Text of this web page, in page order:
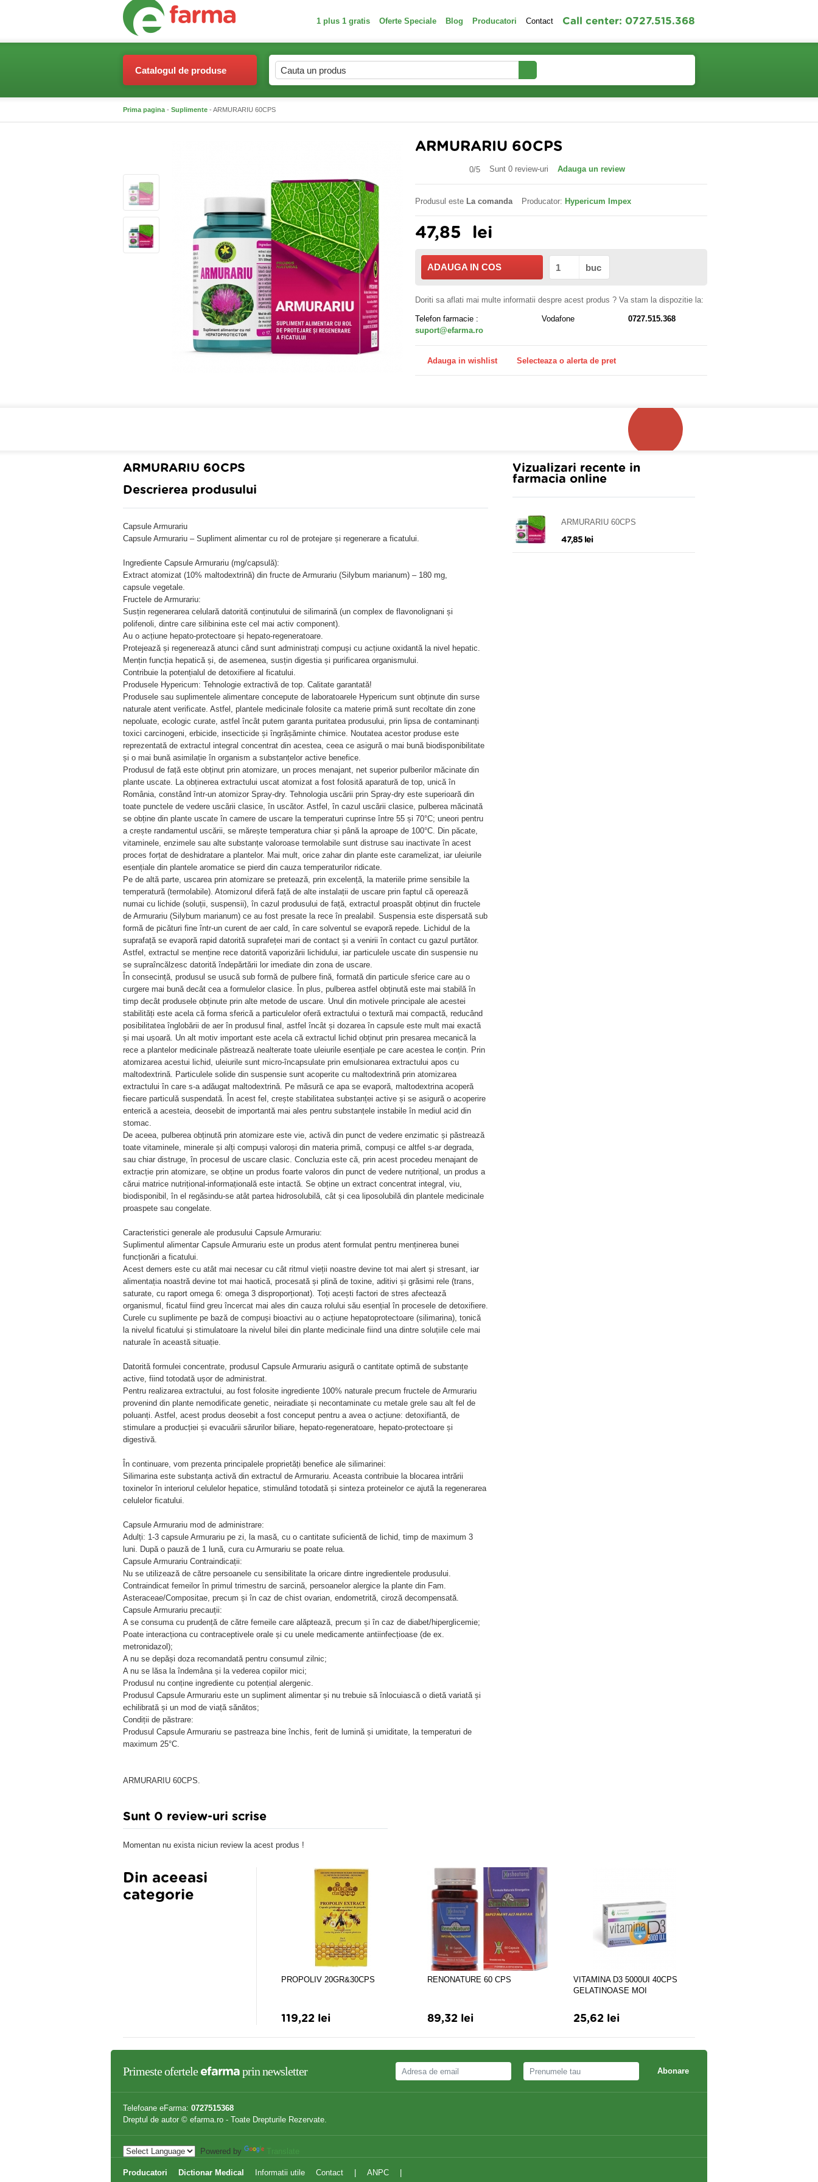
1 plus 1 gratis Oferte Speciale Blog Producatori Contact Call center: 0727.515.368
Catalogul de produse
Prima pagina - Suplimente - ARMURARIU 60CPS
ARMURARIU 60CPS
0/5 Sunt 0 review-uri Adauga un review
Produsul este La comanda Producator: Hypericum Impex
47,85 lei
ADAUGA IN COS buc
Doriti sa aflati mai multe informatii despre acest produs ? Va stam la dispozitie la:
Telefon farmacie : Vodafone
0727.515.368
suport@efarma.ro
Adauga in wishlist Selecteaza o alerta de pret
ARMURARIU 60CPS
Descrierea produsului
Capsule Armurariu
Capsule Armurariu – Supliment alimentar cu rol de protejare și regenerare a ficatului.
Ingrediente Capsule Armurariu (mg/capsulă):
Extract atomizat (10% maltodextrină) din fructe de Armurariu (Silybum marianum) – 180 mg,
capsule vegetale.
Fructele de Armurariu:
Susțin regenerarea celulară datorită conținutului de silimarină (un complex de flavonolignani și
polifenoli, dintre care silibinina este cel mai activ component).
Au o acțiune hepato-protectoare și hepato-regeneratoare.
Protejează și regenerează atunci când sunt administrați compuși cu acțiune oxidantă la nivel hepatic.
Mențin funcția hepatică și, de asemenea, susțin digestia și purificarea organismului.
Contribuie la potențialul de detoxifiere al ficatului.
Produsele Hypericum: Tehnologie extractivă de top. Calitate garantată!
Produsele sau suplimentele alimentare concepute de laboratoarele Hypericum sunt obținute din surse
naturale atent verificate. Astfel, plantele medicinale folosite ca materie primă sunt recoltate din zone
nepoluate, ecologic curate, astfel încât putem garanta puritatea produsului, prin lipsa de contaminanți
toxici carcinogeni, erbicide, insecticide și îngrășăminte chimice. Noutatea acestor produse este
reprezentată de extractul integral concentrat din acestea, ceea ce asigură o mai bună biodisponibilitate
și o mai bună asimilație în organism a substanțelor active benefice.
Produsul de față este obținut prin atomizare, un proces menajant, net superior pulberilor măcinate din
plante uscate. La obținerea extractului uscat atomizat a fost folosită aparatură de top, unică în
România, constând într-un atomizor Spray-dry. Tehnologia uscării prin Spray-dry este superioară din
toate punctele de vedere uscării clasice, în uscător. Astfel, în cazul uscării clasice, pulberea măcinată
se obține din plante uscate în camere de uscare la temperaturi cuprinse între 55 și 70°C; uneori pentru
a crește randamentul uscării, se mărește temperatura chiar și până la aproape de 100°C. Din păcate,
vitaminele, enzimele sau alte substanțe valoroase termolabile sunt distruse sau inactivate în acest
proces forțat de deshidratare a plantelor. Mai mult, orice zahar din plante este caramelizat, iar uleiurile
esențiale din plantele aromatice se pierd din cauza temperaturilor ridicate.
Pe de altă parte, uscarea prin atomizare se pretează, prin excelență, la materiile prime sensibile la
temperatură (termolabile). Atomizorul diferă față de alte instalații de uscare prin faptul că operează
numai cu lichide (soluții, suspensii), în cazul produsului de față, extractul proaspăt obținut din fructele
de Armurariu (Silybum marianum) ce au fost presate la rece în prealabil. Suspensia este dispersată sub
formă de picături fine într-un curent de aer cald, în care solventul se evaporă repede. Lichidul de la
suprafață se evaporă rapid datorită suprafeței mari de contact și a venirii în contact cu gazul purtător.
Astfel, extractul se menține rece datorită vaporizării lichidului, iar particulele uscate din suspensie nu
se supraîncălzesc datorită îndepărtării lor imediate din zona de uscare.
În consecință, produsul se usucă sub formă de pulbere fină, formată din particule sferice care au o
curgere mai bună decât cea a formulelor clasice. În plus, pulberea astfel obținută este mai stabilă în
timp decât produsele obținute prin alte metode de uscare. Unul din motivele principale ale acestei
stabilități este acela că forma sferică a particulelor oferă extractului o textură mai compactă, reducând
posibilitatea înglobării de aer în produsul final, astfel încât și dozarea în capsule este mult mai exactă
și mai ușoară. Un alt motiv important este acela că extractul lichid obținut prin presarea mecanică la
rece a plantelor medicinale păstrează nealterate toate uleiurile esențiale pe care acestea le conțin. Prin
atomizarea acestui lichid, uleiurile sunt micro-încapsulate prin emulsionarea extractului apos cu
maltodextrină. Particulele solide din suspensie sunt acoperite cu maltodextrină prin atomizarea
extractului în care s-a adăugat maltodextrină. Pe măsură ce apa se evaporă, maltodextrina acoperă
fiecare particulă suspendată. În acest fel, crește stabilitatea substanței active și se asigură o acoperire
enterică a acesteia, deosebit de importantă mai ales pentru substanțele instabile în mediul acid din
stomac.
De aceea, pulberea obținută prin atomizare este vie, activă din punct de vedere enzimatic și păstrează
toate vitaminele, minerale și alți compuși valoroși din materia primă, compuși ce altfel s-ar degrada,
sau chiar distruge, în procesul de uscare clasic. Concluzia este că, prin acest procedeu menajant de
extracție prin atomizare, se obține un produs foarte valoros din punct de vedere nutrițional, un produs a
cărui matrice nutrițional-informațională este intactă. Se obține un extract concentrat integral, viu,
biodisponibil, în el regăsindu-se atât partea hidrosolubilă, cât și cea liposolubilă din plantele medicinale
proaspete sau congelate.
Caracteristici generale ale produsului Capsule Armurariu:
Suplimentul alimentar Capsule Armurariu este un produs atent formulat pentru menținerea bunei
funcționări a ficatului.
Acest demers este cu atât mai necesar cu cât ritmul vieții noastre devine tot mai alert și stresant, iar
alimentația noastră devine tot mai haotică, procesată și plină de toxine, aditivi și grăsimi rele (trans,
saturate, cu raport omega 6: omega 3 disproporționat). Toți acești factori de stres afectează
organismul, ficatul fiind greu încercat mai ales din cauza rolului său esențial în procesele de detoxifiere.
Curele cu suplimente pe bază de compuși bioactivi au o acțiune hepatoprotectoare (silimarina), tonică
la nivelul ficatului și stimulatoare la nivelul bilei din plante medicinale fiind una dintre soluțiile cele mai
naturale în această situație.
Datorită formulei concentrate, produsul Capsule Armurariu asigură o cantitate optimă de substanțe
active, fiind totodată ușor de administrat.
Pentru realizarea extractului, au fost folosite ingrediente 100% naturale precum fructele de Armurariu
provenind din plante nemodificate genetic, neiradiate și necontaminate cu metale grele sau alt fel de
poluanți. Astfel, acest produs deosebit a fost conceput pentru a avea o acțiune: detoxifiantă, de
stimulare a producției și evacuării sărurilor biliare, hepato-regeneratoare, hepato-protectoare și
digestivă.
În continuare, vom prezenta principalele proprietăți benefice ale silimarinei:
Silimarina este substanța activă din extractul de Armurariu. Aceasta contribuie la blocarea intrării
toxinelor în interiorul celulelor hepatice, stimulând totodată și sinteza proteinelor ce ajută la regenerarea
celulelor ficatului.
Capsule Armurariu mod de administrare:
Adulți: 1-3 capsule Armurariu pe zi, la masă, cu o cantitate suficientă de lichid, timp de maximum 3
luni. După o pauză de 1 lună, cura cu Armurariu se poate relua.
Capsule Armurariu Contraindicații:
Nu se utilizează de către persoanele cu sensibilitate la oricare dintre ingredientele produsului.
Contraindicat femeilor în primul trimestru de sarcină, persoanelor alergice la plante din Fam.
Asteraceae/Compositae, precum și în caz de chist ovarian, endometrită, ciroză decompensată.
Capsule Armurariu precauții:
A se consuma cu prudență de către femeile care alăptează, precum și în caz de diabet/hiperglicemie;
Poate interacționa cu contraceptivele orale și cu unele medicamente antiinfecțioase (de ex.
metronidazol);
A nu se depăși doza recomandată pentru consumul zilnic;
A nu se lăsa la îndemâna și la vederea copiilor mici;
Produsul nu conține ingrediente cu potențial alergenic.
Produsul Capsule Armurariu este un supliment alimentar și nu trebuie să înlocuiască o dietă variată și
echilibrată și un mod de viață sănătos;
Condiții de păstrare:
Produsul Capsule Armurariu se pastreaza bine închis, ferit de lumină și umiditate, la temperaturi de
maximum 25°C.
ARMURARIU 60CPS.
Sunt 0 review-uri scrise
Momentan nu exista niciun review la acest produs !
Vizualizari recente in
farmacia online
ARMURARIU 60CPS
47,85 lei
Din aceeasi
categorie
PROPOLIV 20GR&30CPS
119,22 lei
RENONATURE 60 CPS
89,32 lei
VITAMINA D3 5000UI 40CPS
GELATINOASE MOI
25,62 lei
Primeste ofertele efarma prin newsletter Abonare
Telefoane eFarma: 0727515368
Dreptul de autor © efarma.ro - Toate Drepturile Rezervate.
Powered by
Producatori Dictionar Medical Informatii utile Contact ANPC